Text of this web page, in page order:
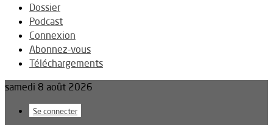
Dossier
Podcast
Connexion
Abonnez-vous
Téléchargements
samedi 8 août 2026
Se connecter